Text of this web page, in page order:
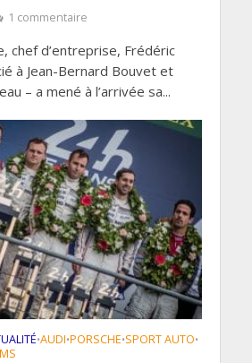
1 commentaire
chef d’entreprise, Frédéric
à Jean-Bernard Bouvet et
– a mené à l’arrivée sa...
•AUDI•PORSCHE•SPORT AUTO•